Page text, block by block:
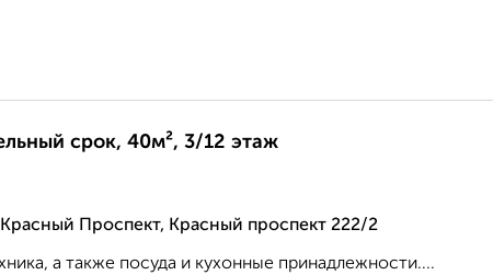
срок, 40м², 3/12 этаж
Проспект, Красный проспект 222/2
а также посуда и кухонные принадлежности....